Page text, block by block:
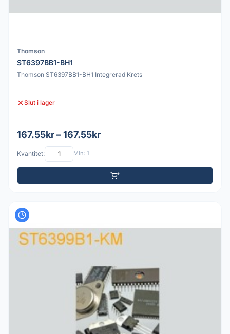
Thomson
ST6397BB1-BH1
Thomson ST6397BB1-BH1 Integrerad Krets
Slut i lager
167.55kr – 167.55kr
Kvantitet: Min: 1